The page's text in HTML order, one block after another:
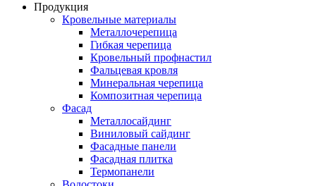
Продукция
Кровельные материалы
Металлочерепица
Гибкая черепица
Кровельный профнастил
Фальцевая кровля
Минеральная черепица
Композитная черепица
Фасад
Металлосайдинг
Виниловый сайдинг
Фасадные панели
Фасадная плитка
Термопанели